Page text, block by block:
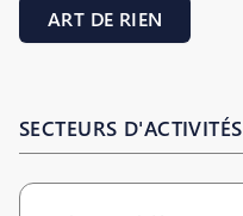
ART DE RIEN
SECTEURS D'ACTIVITÉS